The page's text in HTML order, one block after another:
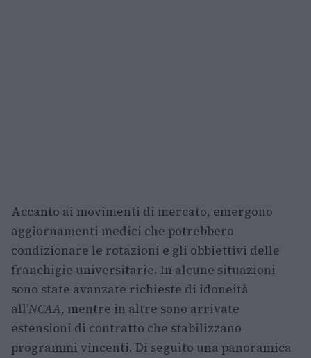
Accanto ai movimenti di mercato, emergono
aggiornamenti medici che potrebbero
condizionare le rotazioni e gli obbiettivi delle
franchigie universitarie. In alcune situazioni
sono state avanzate richieste di idoneità
all’NCAA, mentre in altre sono arrivate
estensioni di contratto che stabilizzano
programmi vincenti. Di seguito una panoramica